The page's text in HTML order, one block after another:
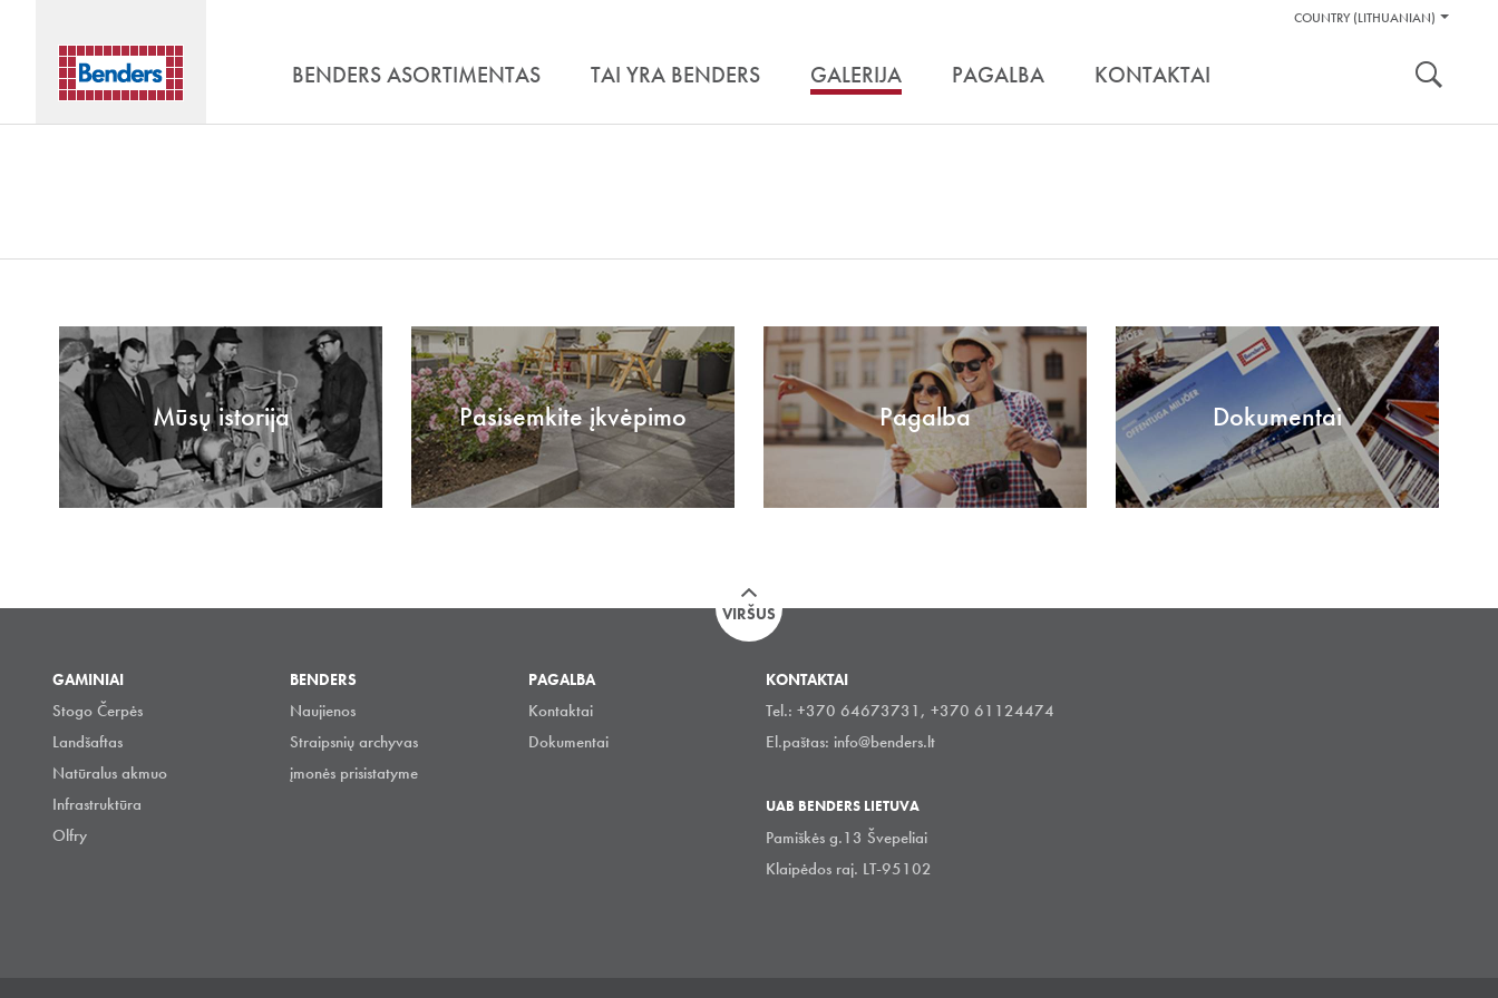
Pagalbos
COUNTRY (LITHUANIAN)
BENDERS ASORTIMENTAS TAI YRA BENDERS GALERIJA PAGALBA KONTAKTAI
Mūsų istorija Pasisemkite įkvėpimo Pagalba Dokumentai
VIRŠUS
GAMINIAI
Stogo Čerpės
Landšaftas
Natūralus akmuo
Infrastruktūra
Olfry
BENDERS
Naujienos
Straipsnių archyvas
įmonės prisistatyme
PAGALBA
Kontaktai
Dokumentai
KONTAKTAI
Tel.: +370 64673731, +370 61124474
El.paštas: info@benders.lt
UAB BENDERS LIETUVA
Pamiškės g.13 Švepeliai
Klaipėdos raj. LT-95102